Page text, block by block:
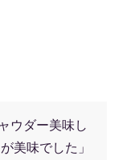
ウダー美味し
美味でした」